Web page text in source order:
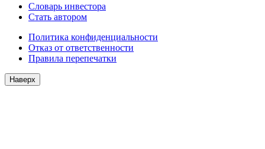
Словарь инвестора
Стать автором
Политика конфиденциальности
Отказ от ответственности
Правила перепечатки
Наверх